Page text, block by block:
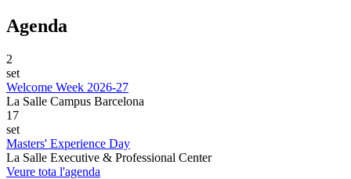
Agenda
2
set
Welcome Week 2026-27
La Salle Campus Barcelona
17
set
Masters' Experience Day
La Salle Executive & Professional Center
Veure tota l'agenda